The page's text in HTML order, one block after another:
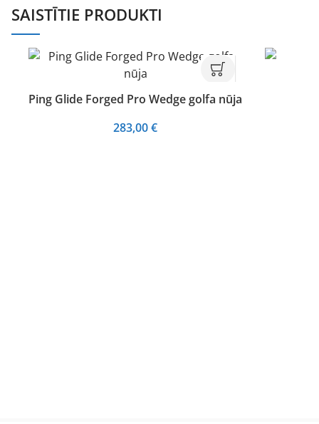
SAISTĪTIE PRODUKTI
Ping Glide Forged Pro Wedge golfa nūja
283,00€